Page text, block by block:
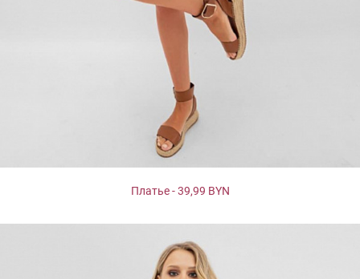
Платье - 39,99 BYN